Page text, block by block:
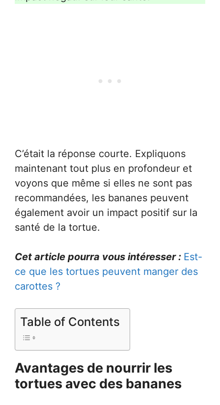
C’était la réponse courte. Expliquons
maintenant tout plus en profondeur et
voyons que même si elles ne sont pas
recommandées, les bananes peuvent
également avoir un impact positif sur la
santé de la tortue.
Cet article pourra vous intéresser : Est-
ce que les tortues peuvent manger des
carottes ?
Table of Contents
Avantages de nourrir les
tortues avec des bananes